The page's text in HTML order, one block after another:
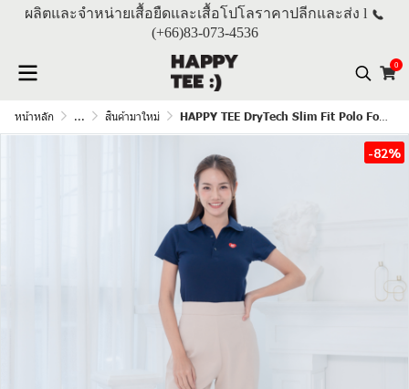
ผลิตและจำหน่ายเสื้อยืดและเสื้อโปโลราคาปลีกและส่ง l
(+66)83-073-4536
0
หน้าหลัก ... สินค้ามาใหม่ HAPPY TEE DryTech Slim Fit Polo For Her "สีกรมท่า"
-82%